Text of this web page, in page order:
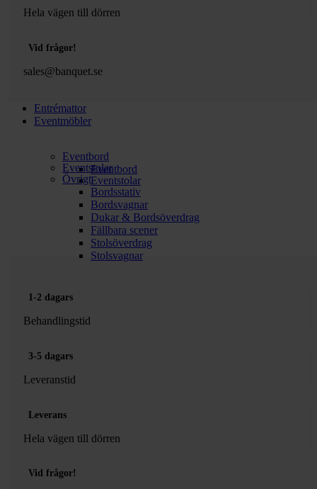
Hela vägen till dörren
Vid frågor!
sales@banquet.se
Entrémattor
Eventmöbler
Eventbord
Eventbord
Eventstolar
Eventstolar
Övrigt
Bordsstativ
Bordsvagnar
Dukar & Bordsöverdrag
Fällbara scener
Stolsöverdrag
Stolsvagnar
1-2 dagars
Behandlingstid
3-5 dagars
Leveranstid
Leverans
Hela vägen till dörren
Vid frågor!